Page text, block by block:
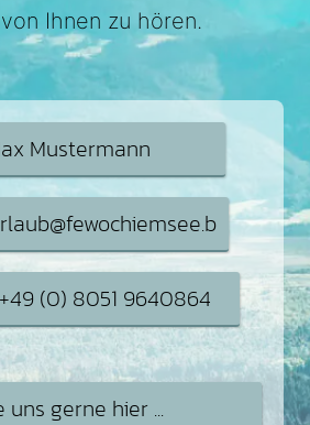
Ihnen zu hören.